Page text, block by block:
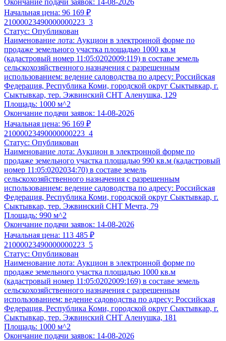
Формирование списка документов, необходимых для
Подготовка заявки в течение
Клиентом;
Проверка на соответствие представленных документов.
Выбрать услугу
Начальная цена: 96 169 ₽
21000023490000000223_3
Статус: Опубликован
Наименование лота: Аукцион в электронной форме по
продаже земельного участка площадью 1000 кв.м
(кадастровый номер 11:05:0202009:119) в составе земель
сельскохозяйственного назначения с разрешенным
использованием: ведение садоводства по адресу: Российская
Федерация, Республика Коми, городской округ Сыктывкар, г.
Сыктывкар, тер. Эжвинский СНТ Аленушка, 129
Площадь: 1000 м^2
Окончание подачи заявок: 14-08-2026
Начальная цена: 96 169 ₽
21000023490000000223_4
Статус: Опубликован
Наименование лота: Аукцион в электронной форме по
продаже земельного участка площадью 990 кв.м (кадастровый
номер 11:05:0202034:70) в составе земель
сельскохозяйственного назначения с разрешенным
использованием: ведение садоводства по адресу: Российская
Федерация, Республика Коми, городской округ Сыктывкар, г.
Сыктывкар, тер. Эжвинский СНТ Мечта, 79
Площадь: 990 м^2
Окончание подачи заявок: 14-08-2026
Начальная цена: 113 485 ₽
21000023490000000223_5
Статус: Опубликован
Наименование лота: Аукцион в электронной форме по
продаже земельного участка площадью 1000 кв.м
(кадастровый номер 11:05:0202009:169) в составе земель
сельскохозяйственного назначения с разрешенным
использованием: ведение садоводства по адресу: Российская
Федерация, Республика Коми, городской округ Сыктывкар, г.
Сыктывкар, тер. Эжвинский СНТ Аленушка, 181
Площадь: 1000 м^2
Окончание подачи заявок: 14-08-2026